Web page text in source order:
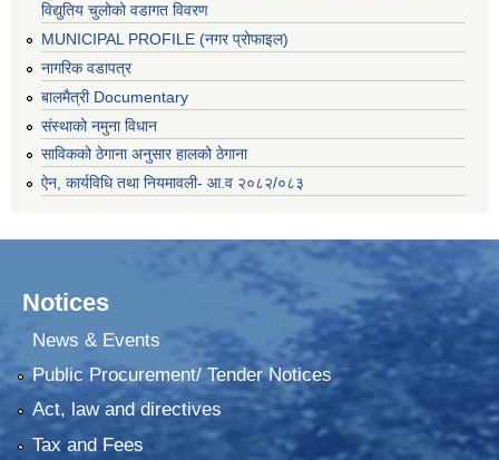
विद्युतिय चुलोको वडागत विवरण
MUNICIPAL PROFILE (नगर प्रोफाइल)
नागरिक वडापत्र
बालमैत्री Documentary
संस्थाको नमुना विधान
साविकको ठेगाना अनुसार हालको ठेगाना
ऐन, कार्यविधि तथा नियमावली- आ.व २०८२/०८३
Notices
News & Events
Public Procurement/ Tender Notices
Act, law and directives
Tax and Fees